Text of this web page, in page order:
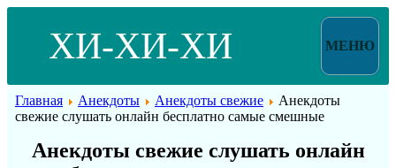
ХИ-ХИ-ХИ МЕНЮ
Главная Анекдоты Анекдоты свежие
Анекдоты
свежие слушать онлайн бесплатно самые смешные
Анекдоты свежие слушать онлайн